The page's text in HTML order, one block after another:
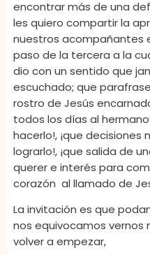
encontrar más de una
les quiero compartir la
nuestros acompañantes
paso de la tercera a la
dio con un sentido que
escuchado; que
rostro de Jesús
todos los días al
hacerlo!, ¡que
lograrlo!, ¡que salida de
querer e interés para
corazón al llamado de
La invitación es que
nos equivocamos
volver a empezar,